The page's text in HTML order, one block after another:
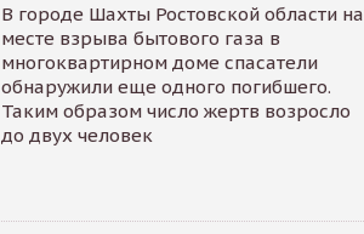
В городе Шахты Ростовской области на
месте взрыва бытового газа в
многоквартирном доме спасатели
обнаружили еще одного погибшего.
Таким образом число жертв возросло
до двух человек